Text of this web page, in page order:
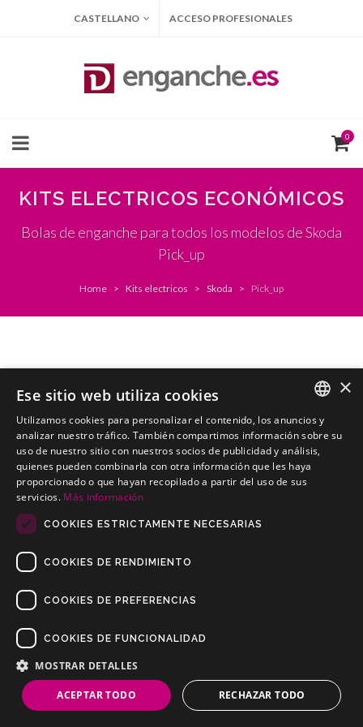
CASTELLANO ACCESO PROFESIONALES
0
KITS ELECTRICOS ECONÓMICOS
Bolas de enganche para todos los modelos de Skoda
Pick_up
Home Kits electricos Skoda Pick_up
SKODA Pick-up Furgoneta
Kits electricos económicos para SKODA Pick-up Furgoneta
Copyrights © 2019 Todos los Derechos Reservados Dilusur, S.L.
Condiciones de Venta /
Política de Privacidad
/Política de Cookies
SPANISH
PORTUGUESE
×
Ese sitio web utiliza cookies
Utilizamos cookies para personalizar el contenido, los anuncios y
analizar nuestro tráfico. También compartimos información sobre su
uso de nuestro sitio con nuestros socios de publicidad y análisis,
quienes pueden combinarla con otra información que les haya
proporcionado o que hayan recopilado a partir del uso de sus
servicios. Más información
COOKIES ESTRICTAMENTE NECESARIAS
COOKIES DE RENDIMIENTO
COOKIES DE PREFERENCIAS
COOKIES DE FUNCIONALIDAD
MOSTRAR DETALLES
ACEPTAR TODO RECHAZAR TODO